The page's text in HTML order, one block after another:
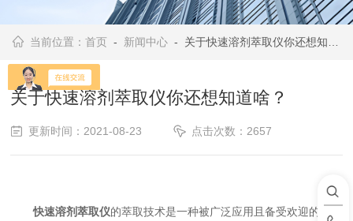
当前位置：首页 - 新闻中心 - 关于快速溶剂萃取仪你还想知道啥？
关于快速溶剂萃取仪你还想知道啥？
更新时间：2021-08-23 点击次数：2657
快速溶剂萃取仪的萃取技术是一种被广泛应用且备受欢迎的样品